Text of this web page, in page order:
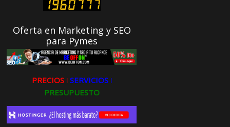
Oferta en Marketing y SEO
para Pymes
PRECIOS ǀ SERVICIOS ǀ
PRESUPUESTO